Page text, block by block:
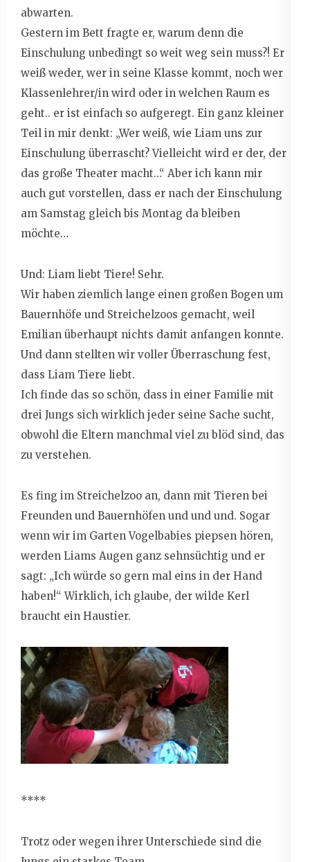
abwarten.
Gestern im Bett fragte er, warum denn die
Einschulung unbedingt so weit weg sein muss?! Er
weiß weder, wer in seine Klasse kommt, noch wer
Klassenlehrer/in wird oder in welchen Raum es
geht.. er ist einfach so aufgeregt. Ein ganz kleiner
Teil in mir denkt: „Wer weiß, wie Liam uns zur
Einschulung überrascht? Vielleicht wird er der, der
das große Theater macht…“ Aber ich kann mir
auch gut vorstellen, dass er nach der Einschulung
am Samstag gleich bis Montag da bleiben
möchte…
Und: Liam liebt Tiere! Sehr.
Wir haben ziemlich lange einen großen Bogen um
Bauernhöfe und Streichelzoos gemacht, weil
Emilian überhaupt nichts damit anfangen konnte.
Und dann stellten wir voller Überraschung fest,
dass Liam Tiere liebt.
Ich finde das so schön, dass in einer Familie mit
drei Jungs sich wirklich jeder seine Sache sucht,
obwohl die Eltern manchmal viel zu blöd sind, das
zu verstehen.
Es fing im Streichelzoo an, dann mit Tieren bei
Freunden und Bauernhöfen und und und. Sogar
wenn wir im Garten Vogelbabies piepsen hören,
werden Liams Augen ganz sehnsüchtig und er
sagt: „Ich würde so gern mal eins in der Hand
haben!“ Wirklich, ich glaube, der wilde Kerl
braucht ein Haustier.
****
Trotz oder wegen ihrer Unterschiede sind die